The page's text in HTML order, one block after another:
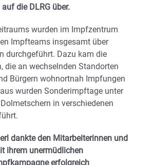
die DLRG über.
wurden im Impfzentrum
Impfteams insgesamt über
durchgeführt. Dazu kam die
die an wechselnden Standorten
Bürgern wohnortnah Impfungen
wurden Sonderimpftage unter
in verschiedenen
dankte den Mitarbeiterinnen und
ihrem unermüdlichen
erfolgreich